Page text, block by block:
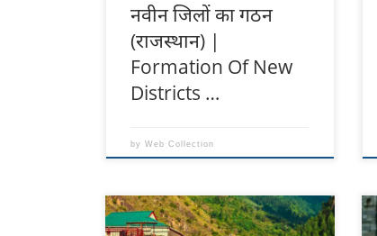
नवीन जिलों का गठन
(राजस्थान) |
Formation Of New
Districts …
byWeb Collection
हिमाचल प्रदेश में घूमने की जगह हिमाचल